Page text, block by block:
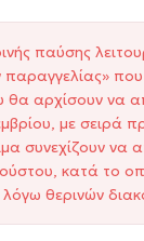
παύσης
παραγγελίας»
θα αρχίσουν να
με σειρά
συνεχίζουν να
κατά το
λόγω θερινών